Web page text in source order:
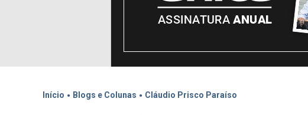
Início . Blogs e Colunas . Cláudio Prisco Paraíso